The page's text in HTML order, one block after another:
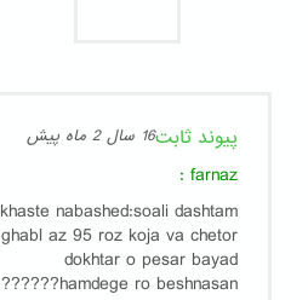
پیوند ثابت16 سال 2 ماه پیش
farnaz
:
khaste nabashed:soali dashtam
ghabl az 95 roz koja va chetor
dokhtar o pesar bayad
hamdege ro beshnasan??????